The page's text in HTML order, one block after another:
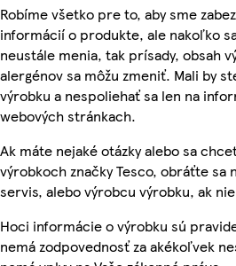
Robíme všetko pre to, aby sme
informácií o produkte, ale nakoľko
neustále menia, tak prísady, obsah
alergénov sa môžu zmeniť. Mali by
výrobku a nespoliehať sa len na
webových stránkach.
Ak máte nejaké otázky alebo sa
výrobkoch značky Tesco, obráťte sa
servis, alebo výrobcu výrobku, ak
Hoci informácie o výrobku sú
nemá zodpovednosť za akékoľvek